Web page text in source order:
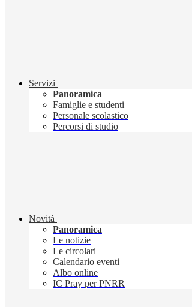
Servizi
Panoramica
Famiglie e studenti
Personale scolastico
Percorsi di studio
Novità
Panoramica
Le notizie
Le circolari
Calendario eventi
Albo online
IC Pray per PNRR